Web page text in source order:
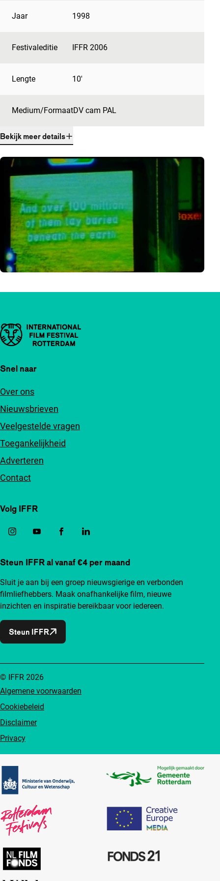
Jaar 1998
Festivaleditie IFFR 2006
Lengte 10'
Medium/FormaatDV cam PAL
Bekijk meer details
Belangrijke links
Snel naar
Over ons
Nieuwsbrieven
Veelgestelde vragen
Toegankelijkheid
Adverteren
Contact
Volg IFFR
Steun IFFR al vanaf €4 per maand
Sluit je aan bij een groep nieuwsgierige en verbonden
filmliefhebbers. Maak onafhankelijke film, nieuwe
inzichten en inspiratie bereikbaar voor iedereen.
Steun IFFR
Algemene voorwaarden
Cookiebeleid
Disclaimer
Privacy
© IFFR 2026